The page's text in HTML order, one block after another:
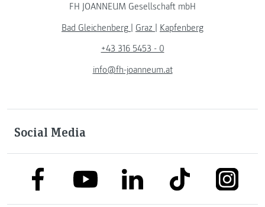
FH JOANNEUM Gesellschaft mbH
Bad Gleichenberg | Graz | Kapfenberg
+43 316 5453 - 0
info@fh-joanneum.at
Social Media
link to facebooklink to youtubelink to linkedinlink to tiktok link to